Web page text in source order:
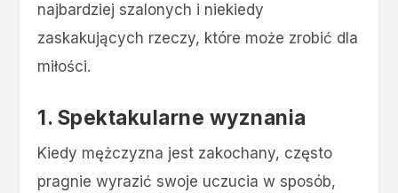
najbardziej szalonych i niekiedy
zaskakujących rzeczy, które może zrobić dla
miłości.
1. Spektakularne wyznania
Kiedy mężczyzna jest zakochany, często
pragnie wyrazić swoje uczucia w sposób,